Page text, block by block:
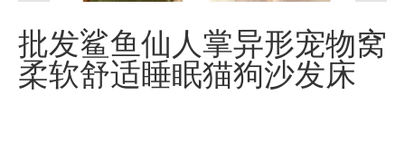
批发鲨鱼仙人掌异形宠物窝
柔软舒适睡眠猫狗沙发床